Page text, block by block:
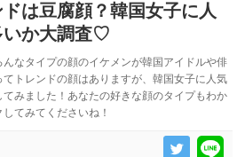
ドは豆腐顔？韓国女子に人
いか大調査♡
なタイプの顔のイケメンが韓国アイドルや俳
トレンドの顔はありますが、韓国女子に人気
みました！あなたの好きな顔のタイプもわか
てみてくださいね！